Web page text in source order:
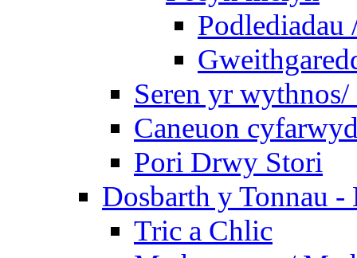
Podlediadau
Seren yr
Caneuon
Pori Drwy Stori
Dosbarth y Tonnau -
Tric a Chlic